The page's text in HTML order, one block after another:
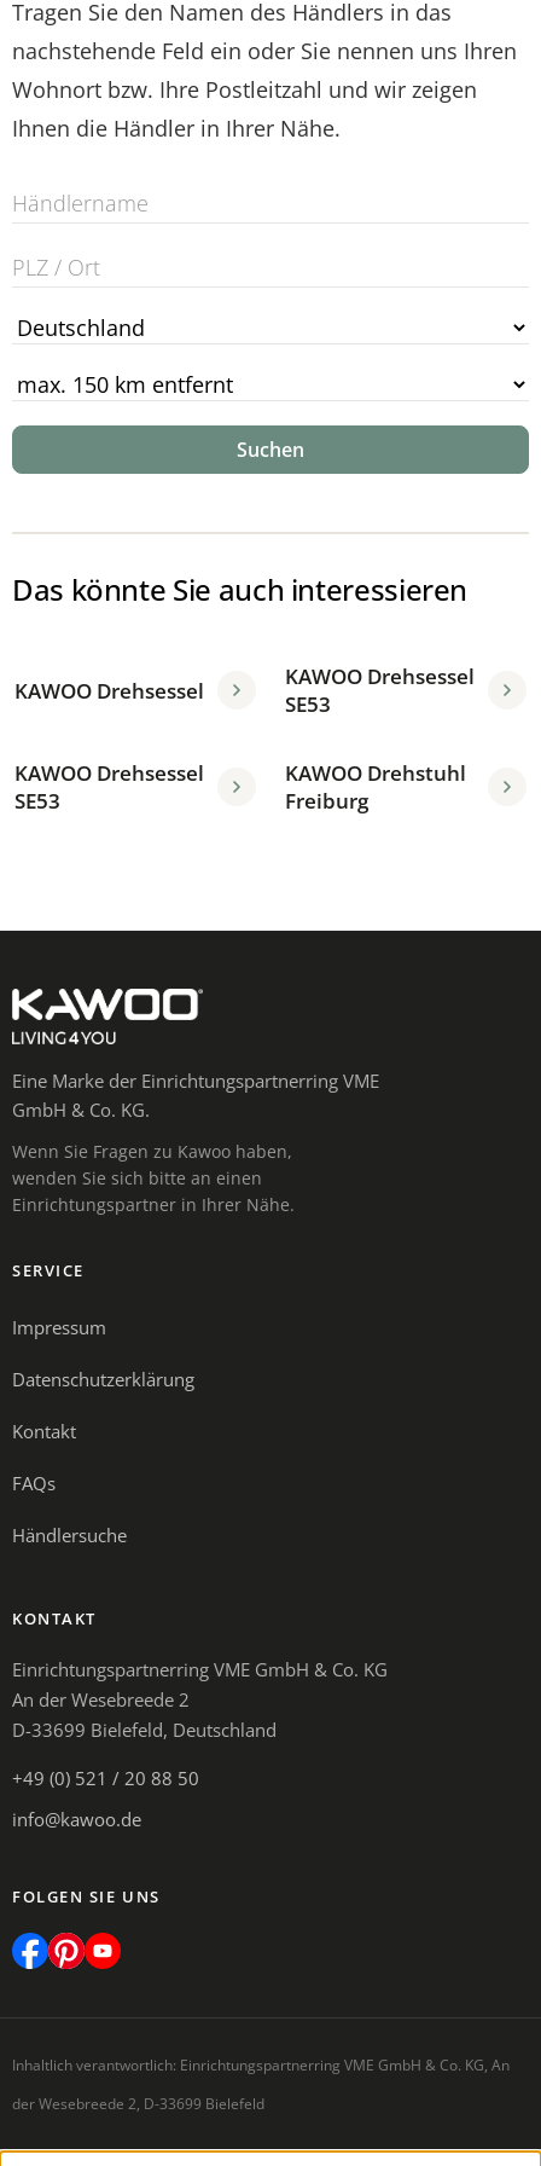
Tragen Sie den Namen des Händlers in das
nachstehende Feld ein oder Sie nennen uns Ihren
Wohnort bzw. Ihre Postleitzahl und wir zeigen
Ihnen die Händler in Ihrer Nähe.
Suchen
Das könnte Sie auch interessieren
KAWOO Drehsessel
KAWOO Drehsessel
SE53
KAWOO Drehsessel
SE53
KAWOO Drehstuhl
Freiburg
Eine Marke der Einrichtungspartnerring VME
GmbH & Co. KG.
Wenn Sie Fragen zu Kawoo haben,
wenden Sie sich bitte an einen
Einrichtungspartner in Ihrer Nähe.
SERVICE
Impressum
Datenschutzerklärung
Kontakt
FAQs
Händlersuche
KONTAKT
Einrichtungspartnerring VME GmbH & Co. KG
An der Wesebreede 2
D-33699 Bielefeld, Deutschland
+49 (0) 521 / 20 88 50
info@kawoo.de
FOLGEN SIE UNS
Inhaltlich verantwortlich: Einrichtungspartnerring VME GmbH & Co. KG, An
der Wesebreede 2, D-33699 Bielefeld